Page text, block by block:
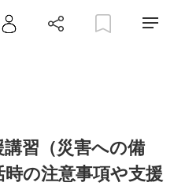
習（災害への備
の注意事項や支援